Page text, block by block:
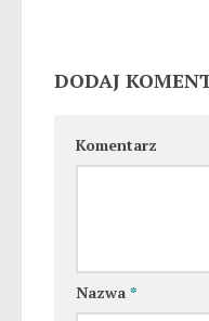
DODAJ
Komentarz
Nazwa *